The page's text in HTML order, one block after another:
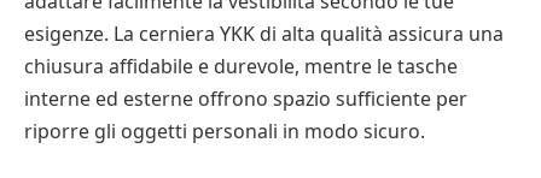
esigenze. La cerniera YKK di alta qualità assicura una
chiusura affidabile e durevole, mentre le tasche
interne ed esterne offrono spazio sufficiente per
riporre gli oggetti personali in modo sicuro.